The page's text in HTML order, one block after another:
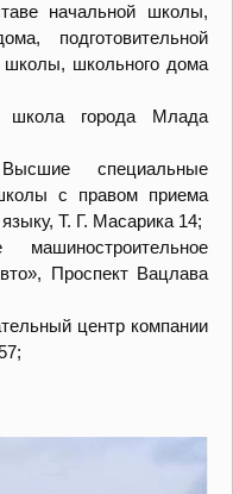
начальной школы,
подготовительной
школы, школьного дома
школа города Млада
специальные
с правом приема
T. Г. Масарика 14;
Проспект Вацлава
центр компании